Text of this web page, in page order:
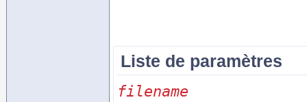
Liste de paramètres
filename